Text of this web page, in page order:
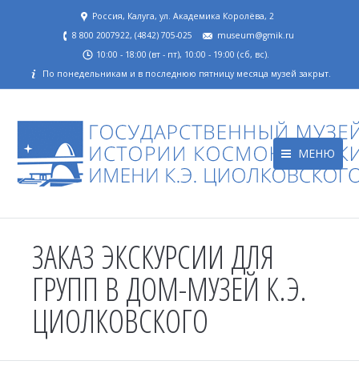
Россия, Калуга, ул. Академика Королёва, 2
8 800 2007922, (4842) 705-025
museum@gmik.ru
10:00 - 18:00 (вт - пт), 10:00 - 19:00 (сб, вс).
По понедельникам и в последнюю пятницу месяца музей закрыт.
МЕНЮ
ЗАКАЗ ЭКСКУРСИИ ДЛЯ
ГРУПП В ДОМ-МУЗЕЙ К.Э.
ЦИОЛКОВСКОГО